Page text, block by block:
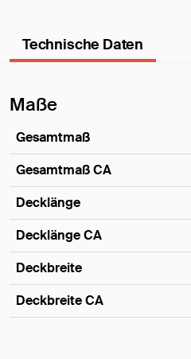
Technische Daten
Maße
Gesamtmaß
Gesamtmaß CA
Decklänge
Decklänge CA
Deckbreite
Deckbreite CA